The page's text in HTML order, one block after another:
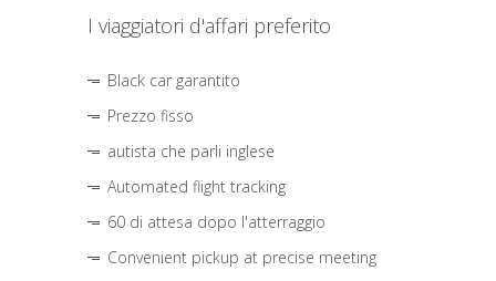
I viaggiatori d'affari preferito
Black car garantito
Prezzo fisso
autista che parli inglese
Automated flight tracking
60 di attesa dopo l'atterraggio
Convenient pickup at precise meeting